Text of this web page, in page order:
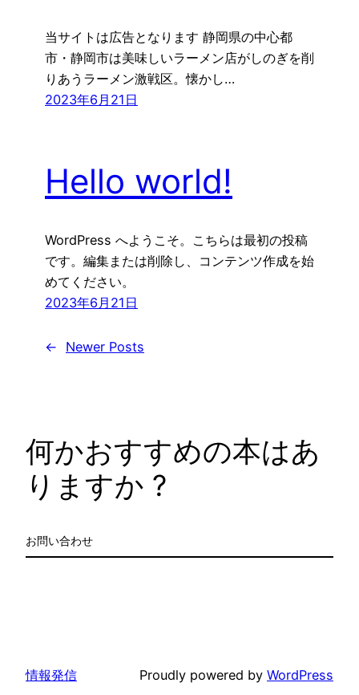
当サイトは広告となります 静岡県の中心都
市・静岡市は美味しいラーメン店がしのぎを削
りあうラーメン激戦区。懐かし…
2023年6月21日
Hello world!
WordPress へようこそ。こちらは最初の投稿
です。編集または削除し、コンテンツ作成を始
めてください。
2023年6月21日
← Newer Posts
何かおすすめの本はあ
りますか ?
お問い合わせ
情報発信 Proudly powered by WordPress